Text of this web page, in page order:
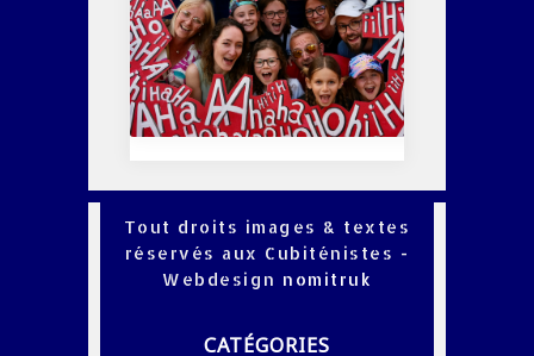
Tout droits images & textes
réservés aux Cubiténistes -
Webdesign nomitruk
CATÉGORIES